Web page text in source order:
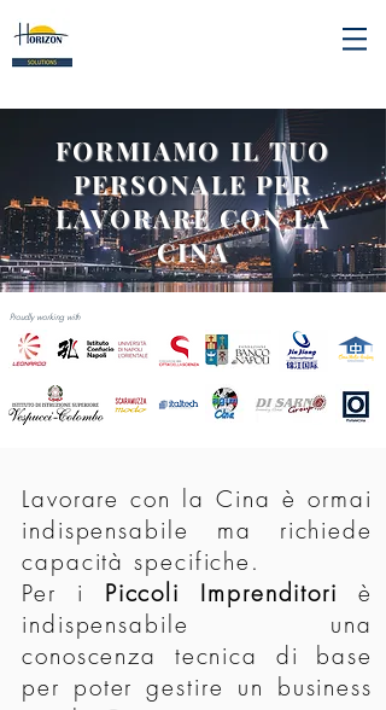
FORMIAMO IL TUO
PERSONALE PER
LAVORARE CON LA
CINA
Proudly working with
Lavorare con la Cina è ormai
indispensabile ma richiede
capacità specifiche.
Per i Piccoli Imprenditori è
indispensabile una
conoscenza tecnica di base
per poter gestire un business